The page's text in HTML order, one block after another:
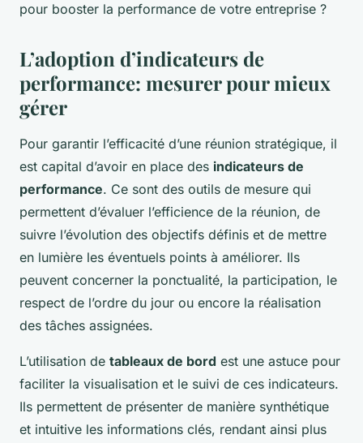
pour booster la performance de votre entreprise ?
L’adoption d’indicateurs de
performance: mesurer pour mieux
gérer
Pour garantir l’efficacité d’une réunion stratégique, il
est capital d’avoir en place des indicateurs de
performance. Ce sont des outils de mesure qui
permettent d’évaluer l’efficience de la réunion, de
suivre l’évolution des objectifs définis et de mettre
en lumière les éventuels points à améliorer. Ils
peuvent concerner la ponctualité, la participation, le
respect de l’ordre du jour ou encore la réalisation
des tâches assignées.
L’utilisation de tableaux de bord est une astuce pour
faciliter la visualisation et le suivi de ces indicateurs.
Ils permettent de présenter de manière synthétique
et intuitive les informations clés, rendant ainsi plus